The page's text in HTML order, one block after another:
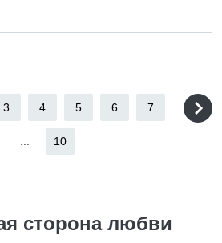
3 4 5 6 7
10
сторона любви